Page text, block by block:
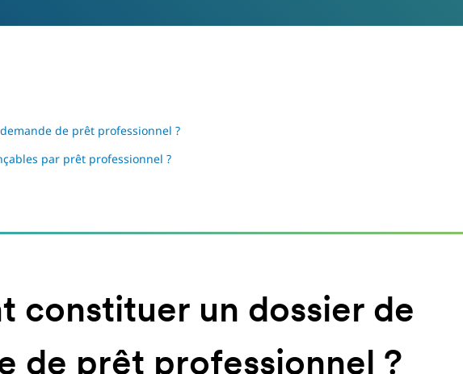
de prêt professionnel ?
par prêt professionnel ?
constituer un dossier de
de prêt professionnel ?